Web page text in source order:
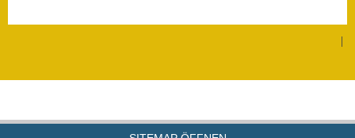
Gesundheit & Soziales
|